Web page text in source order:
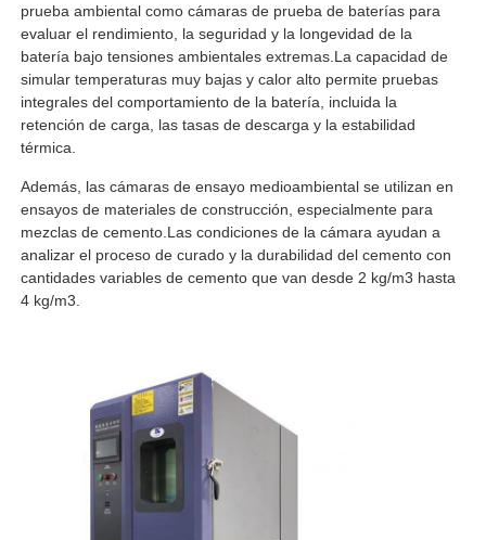
prueba ambiental como cámaras de prueba de baterías para
evaluar el rendimiento, la seguridad y la longevidad de la
batería bajo tensiones ambientales extremas.La capacidad de
simular temperaturas muy bajas y calor alto permite pruebas
integrales del comportamiento de la batería, incluida la
retención de carga, las tasas de descarga y la estabilidad
térmica.
Además, las cámaras de ensayo medioambiental se utilizan en
ensayos de materiales de construcción, especialmente para
mezclas de cemento.Las condiciones de la cámara ayudan a
analizar el proceso de curado y la durabilidad del cemento con
cantidades variables de cemento que van desde 2 kg/m3 hasta
4 kg/m3.